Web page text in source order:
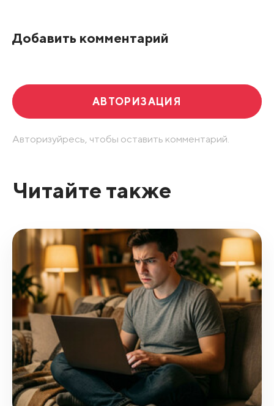
Добавить комментарий
АВТОРИЗАЦИЯ
Авторизуйресь, чтобы оставить комментарий.
Читайте также